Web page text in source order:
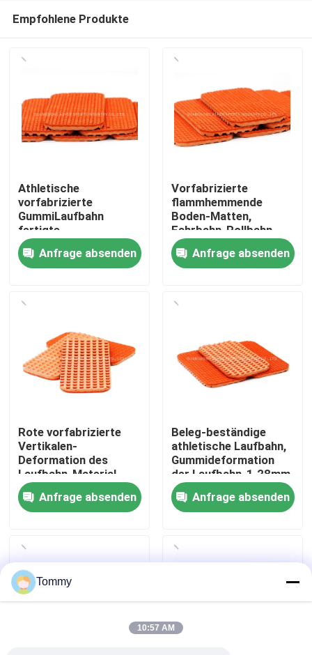
Zu Hause
Videos
Über uns
Werksbesichtigung
Qualitätskontrolle
Kontakt
Nachrichten
Fälle
Empfohlene Produkte
Athletische
vorfabrizierte
GummiLaufbahn
fertigte
flammhemmendes
besonders an
Anfrage absenden
Vorfabrizierte
flammhemmende
Boden-Matten,
Fahrbahn-Rollbahn-
Gebrauch im Freien
Anfrage absenden
Rote vorfabrizierte
Vertikalen-
Deformation des
Laufbahn-Material-
1.28mm im Freien
Anfrage absenden
Beleg-beständige
athletische Laufbahn,
Gummideformation
der Laufbahn-1.28mm
Anfrage absenden
Tommy
10:57 AM